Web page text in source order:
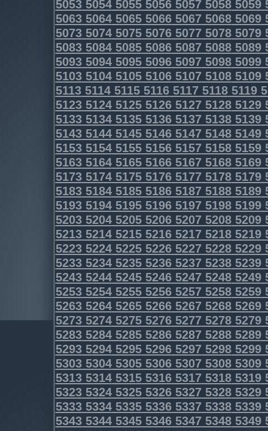
5053505450555056505750585059
5063506450655066506750685069
5073507450755076507750785079
5083508450855086508750885089
5093509450955096509750985099
5103510451055106510751085109
5113511451155116511751185119
5123512451255126512751285129
5133513451355136513751385139
5143514451455146514751485149
5153515451555156515751585159
5163516451655166516751685169
5173517451755176517751785179
5183518451855186518751885189
5193519451955196519751985199
5203520452055206520752085209
5213521452155216521752185219
5223522452255226522752285229
5233523452355236523752385239
5243524452455246524752485249
5253525452555256525752585259
5263526452655266526752685269
5273527452755276527752785279
5283528452855286528752885289
5293529452955296529752985299
5303530453055306530753085309
5313531453155316531753185319
5323532453255326532753285329
5333533453355336533753385339
5343534453455346534753485349